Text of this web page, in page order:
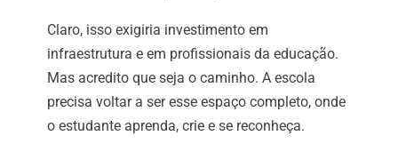
Claro, isso exigiria investimento em
infraestrutura e em profissionais da educação.
Mas acredito que seja o caminho. A escola
precisa voltar a ser esse espaço completo, onde
o estudante aprenda, crie e se reconheça.